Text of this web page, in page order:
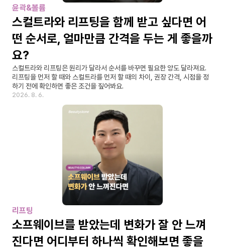
윤곽&볼륨
스컬트라와 리프팅을 함께 받고 싶다면 어
떤 순서로, 얼마만큼 간격을 두는 게 좋을까
요?
스컬트라와 리프팅은 원리가 달라서 순서를 바꾸면 필요한 양도 달라져요.
리프팅을 먼저 할 때와 스컬트라를 먼저 할 때의 차이, 권장 간격, 시점을 정
하기 전에 확인하면 좋은 조건을 짚어봐요.
2026. 8. 6.
리프팅
소프웨이브를 받았는데 변화가 잘 안 느껴
진다면 어디부터 하나씩 확인해보면 좋을